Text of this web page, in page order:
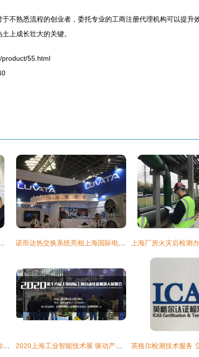
不熟悉流程的创业者，委托专业的工商注册代理机构可以提升
上成长壮大的关键。
product/55.html